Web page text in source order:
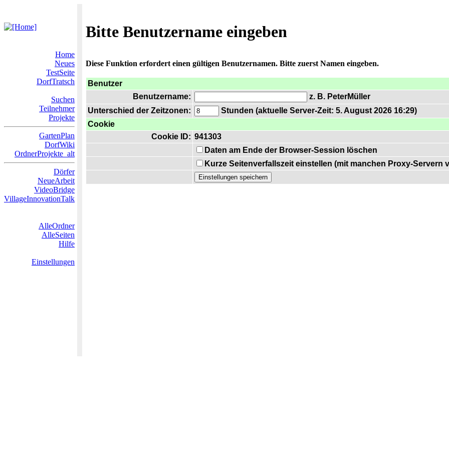
Bitte Benutzername eingeben
Home
Neues
TestSeite
DorfTratsch
Suchen
Teilnehmer
Projekte
GartenPlan
DorfWiki
OrdnerProjekte_alt
Dörfer
NeueArbeit
VideoBridge
VillageInnovationTalk
AlleOrdner
AlleSeiten
Hilfe
Einstellungen
Diese Funktion erfordert einen gültigen Benutzernamen. Bitte zuerst Namen eingeben.
Benutzer
Benutzername:
z. B. PeterMüller
Unterschied der Zeitzonen:
Stunden (aktuelle Server-Zeit: 5. August 2026 16:29)
Cookie
Cookie ID: 941303
Daten am Ende der Browser-Session löschen
Kurze Seitenverfallszeit einstellen (mit manchen Proxy-Servern